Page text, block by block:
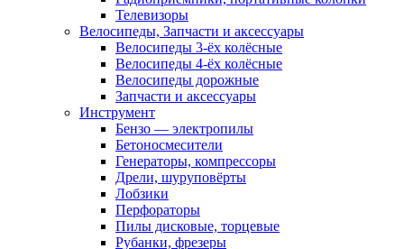
Телевизоры
Велосипеды, Запчасти и аксессуары
Велосипеды 3-ёх колёсные
Велосипеды 4-ёх колёсные
Велосипеды дорожные
Запчасти и аксессуары
Инструмент
Бензо — электропилы
Бетоносмесители
Генераторы, компрессоры
Дрели, шуруповёрты
Лобзики
Перфораторы
Пилы дисковые, торцевые
Рубанки, фрезеры